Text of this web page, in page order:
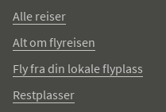
Alle reiser
Alt om flyreisen
Fly fra din lokale flyplass
Restplasser